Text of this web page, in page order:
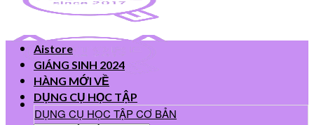
Aistore
GIÁNG SINH 2024
HÀNG MỚI VỀ
DỤNG CỤ HỌC TẬP
DỤNG CỤ HỌC TẬP CƠ BẢN